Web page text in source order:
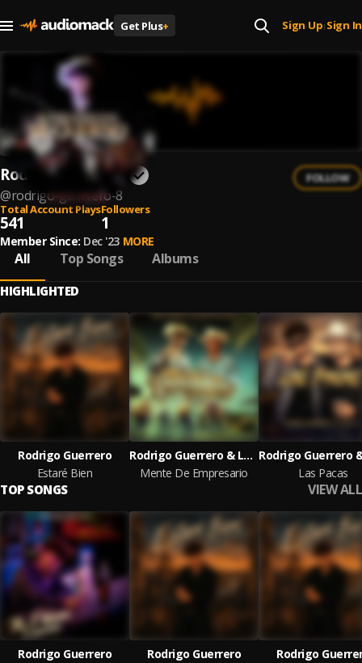
Get Plus+ Sign Up| Sign In
Rodrigo Guerrero
@rodrigo-guerrero-8
FOLLOW
Total Account Plays
541
Followers
1
Member Since: Dec '23 MORE
All Top Songs Albums
HIGHLIGHTED
Rodrigo Guerrero
Estaré Bien
Rodrigo Guerrero & Los Elegantes del Rancho
Mente De Empresario
Las Pacas
TOP SONGS VIEW ALL
Rodrigo Guerrero
Rodrigo Guerrero
Rodrigo